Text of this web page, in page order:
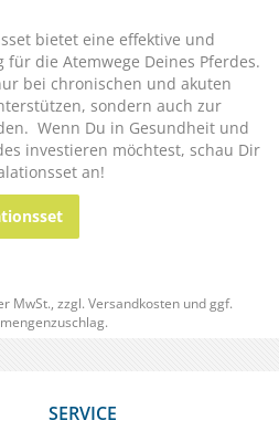
bietet eine effektive und
die Atemwege Deines Pferdes.
bei chronischen und akuten
sondern auch zur
Wenn Du in Gesundheit und
investieren möchtest, schau Dir
an!
MwSt., zzgl. Versandkosten und ggf.
SERVICE